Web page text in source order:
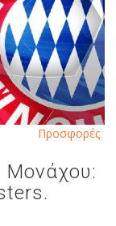
Μονάχου:
Προσφορές